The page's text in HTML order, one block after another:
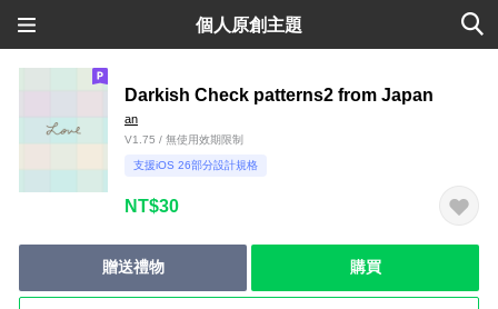
個人原創主題
Darkish Check patterns2 from Japan
an
V1.75 / 無使用效期限制
支援iOS 26部分設計規格
NT$30
贈送禮物 購買